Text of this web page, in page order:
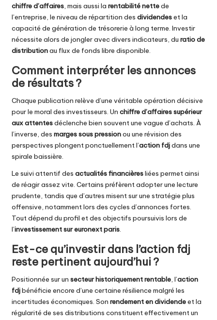
chiffre d’affaires, mais aussi la rentabilité nettede
l’entreprise, le niveau de répartition des dividendeset la
capacité de génération de trésorerie à long terme. Investir
nécessite alors de jongler avec divers indicateurs, du ratio de
distributionau flux de fonds libre disponible.
Comment interpréter les annonces
de résultats ?
Chaque publication relève d’une véritable opération décisive
pour le moral des investisseurs. Un chiffre d’affaires supérieur
aux attentesdéclenche bien souvent une vague d’achats. À
l’inverse, des marges sous pressionou une révision des
perspectives plongent ponctuellement l’action fdjdans une
spirale baissière.
Le suivi attentif des actualités financièresliées permet ainsi
de réagir assez vite. Certains préfèrent adopter une lecture
prudente, tandis que d’autres misent sur une stratégie plus
offensive, notamment lors des cycles d’annonces fortes.
Tout dépend du profil et des objectifs poursuivis lors de
l’investissement sur euronext paris.
Est-ce qu’investir dans l’action fdj
reste pertinent aujourd’hui ?
Positionnée sur un secteur historiquement rentable, l’action
fdjbénéficie encore d’une certaine résilience malgré les
incertitudes économiques. Son rendement en dividendeet la
régularité de ses distributions constituent effectivement un